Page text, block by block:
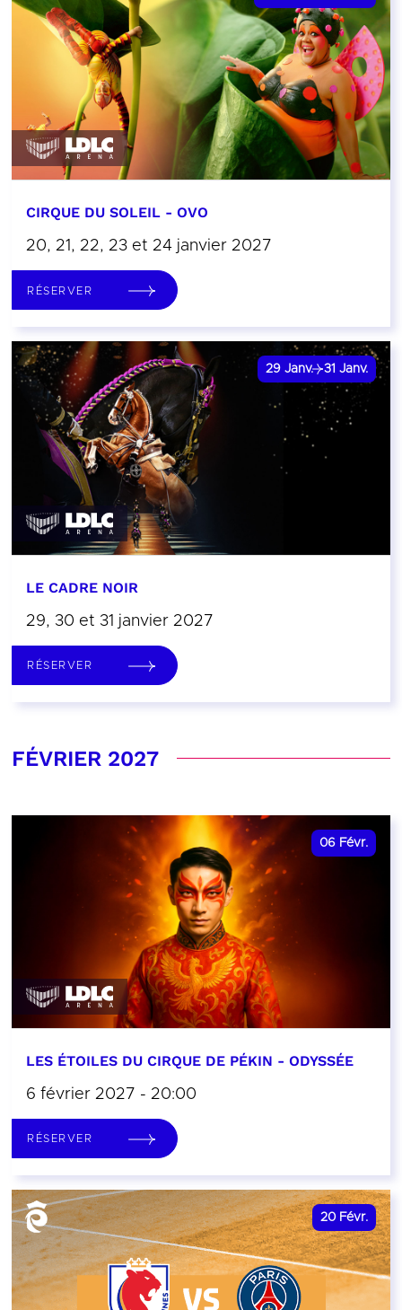
CIRQUE DU SOLEIL - OVO
20, 21, 22, 23 et 24 janvier 2027
RÉSERVER
29 Janv. 31 Janv.
LE CADRE NOIR
29, 30 et 31 janvier 2027
RÉSERVER
FÉVRIER 2027
06 Févr.
LES ÉTOILES DU CIRQUE DE PÉKIN - ODYSSÉE
6 février 2027 - 20:00
RÉSERVER
20 Févr.